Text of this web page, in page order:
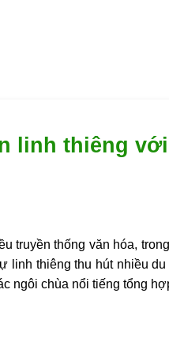
linh thiêng
truyền thống văn hóa,
linh thiêng thu hút nhiều
ngôi chùa nổi tiếng tổng